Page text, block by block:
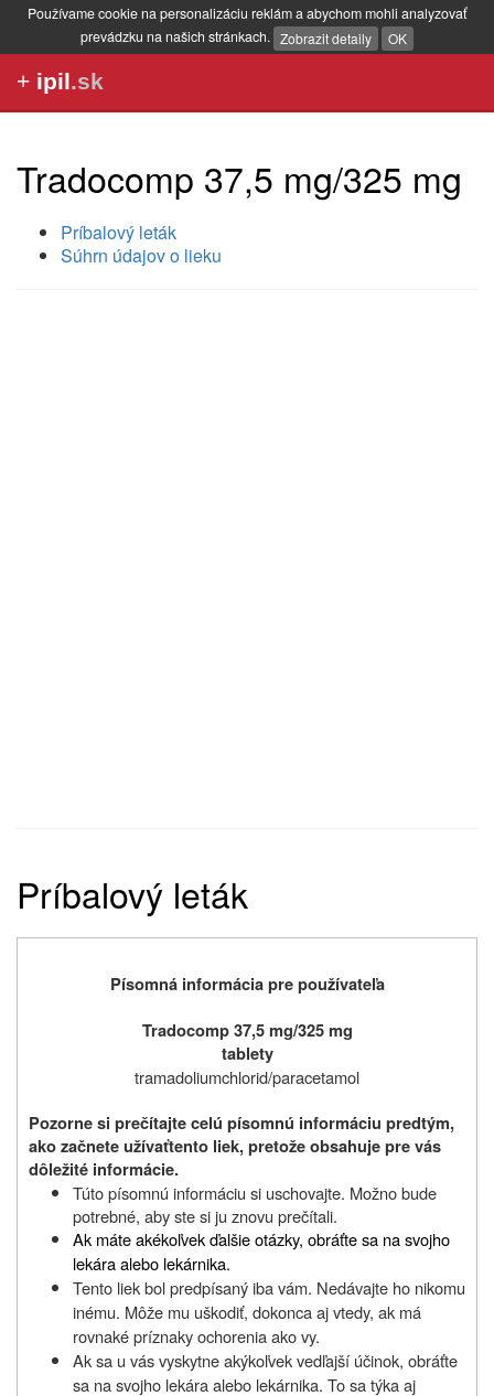
Používame cookie na personalizáciu reklám a abychom mohli analyzovať
prevádzku na našich stránkach. Zobrazit detaily OK
+ ipil.sk
Tradocomp 37,5 mg/325 mg
Príbalový leták
Súhrn údajov o lieku
Príbalový leták
Písomná informácia pre používateľa
Tradocomp 37,5 mg/325 mg
tablety
tramadoliumchlorid/paracetamol
Pozorne si prečítajte celú písomnú informáciu predtým,
ako začnete užívaťtento liek, pretože obsahuje pre vás
dôležité informácie.
Túto písomnú informáciu si uschovajte. Možno bude
potrebné, aby ste si ju znovu prečítali.
Ak máte akékoľvek ďalšie otázky, obráťte sa na svojho
lekára alebo lekárnika.
Tento liek bol predpísaný iba vám. Nedávajte ho nikomu
inému. Môže mu uškodiť, dokonca aj vtedy, ak má
rovnaké príznaky ochorenia ako vy.
Aksa u vás vyskytneakýkoľvek vedľajší účinok, obráťte
sa na svojho lekáraalebo lekárnika. To sa týka aj